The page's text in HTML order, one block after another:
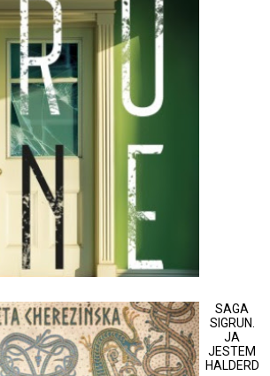
SAGA
SIGRUN.
JA
JESTEM
HALDERD